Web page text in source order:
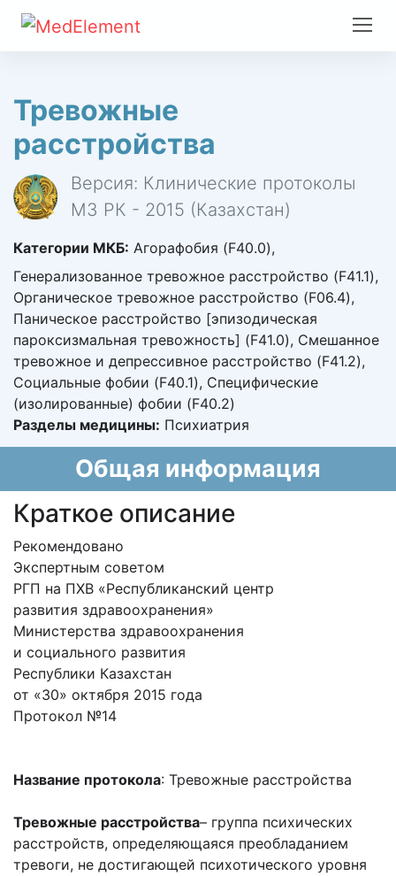
Тревожные
расстройства
Версия: Клинические протоколы
МЗ РК - 2015 (Казахстан)
Категории МКБ: Агорафобия (F40.0),
Генерализованное тревожное расстройство (F41.1),
Органическое тревожное расстройство (F06.4),
Паническое расстройство [эпизодическая
пароксизмальная тревожность] (F41.0), Смешанное
тревожное и депрессивное расстройство (F41.2),
Социальные фобии (F40.1), Специфические
(изолированные) фобии (F40.2)
Разделы медицины: Психиатрия
Общая информация
Краткое описание
Рекомендовано
Экспертным советом
РГП на ПХВ «Республиканский центр
развития здравоохранения»
Министерства здравоохранения
и социального развития
Республики Казахстан
от «30» октября 2015 года
Протокол №14
Название протокола: Тревожные расстройства
Тревожные расстройства– группа психических
расстройств, определяющаяся преобладанием
тревоги, не достигающей психотического уровня